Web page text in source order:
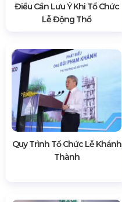
Điều Cần Lưu Ý Khi Tổ Chức
Lễ Động Thổ
Quy Trình Tổ Chức Lễ Khánh
Thành